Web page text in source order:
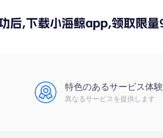
特色のあるサービス体験
異なるサービスを提供します